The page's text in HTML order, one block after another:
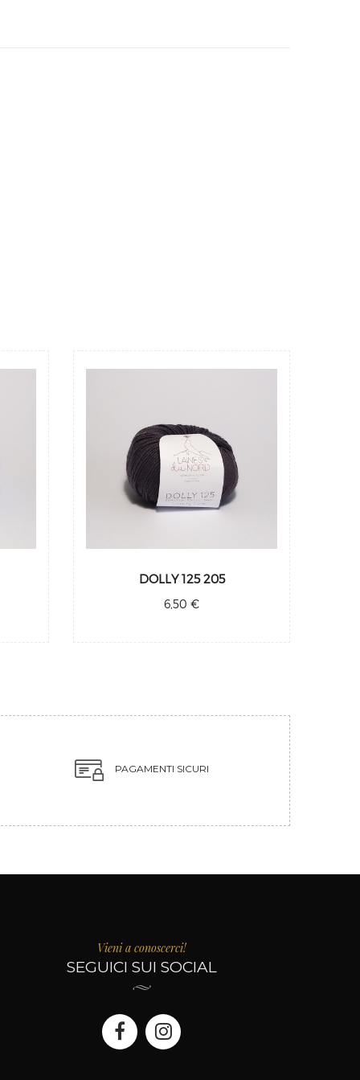
DOLLY 125 205
6,50 €
PAGAMENTI SICURI
Vieni a conoscerci!
SEGUICI SUI SOCIAL